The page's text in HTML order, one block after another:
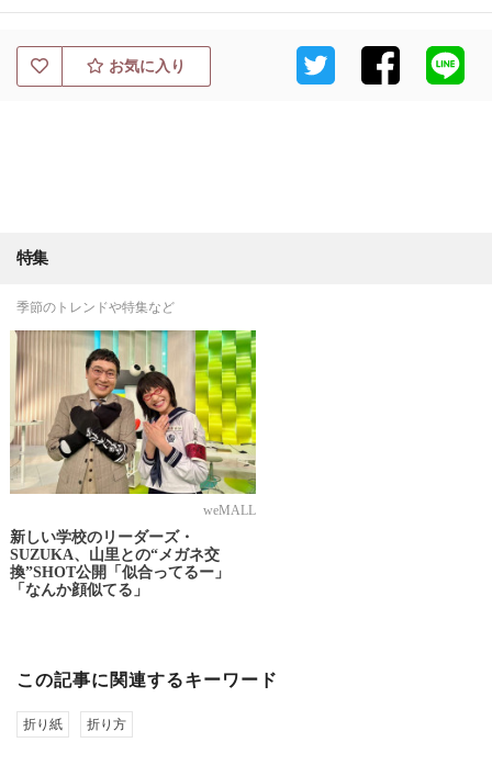
お気に入り
特集
季節のトレンドや特集など
weMALL
新しい学校のリーダーズ・
SUZUKA、山里との“メガネ交
換”SHOT公開「似合ってるー」
「なんか顔似てる」
この記事に関連するキーワード
折り紙 折り方